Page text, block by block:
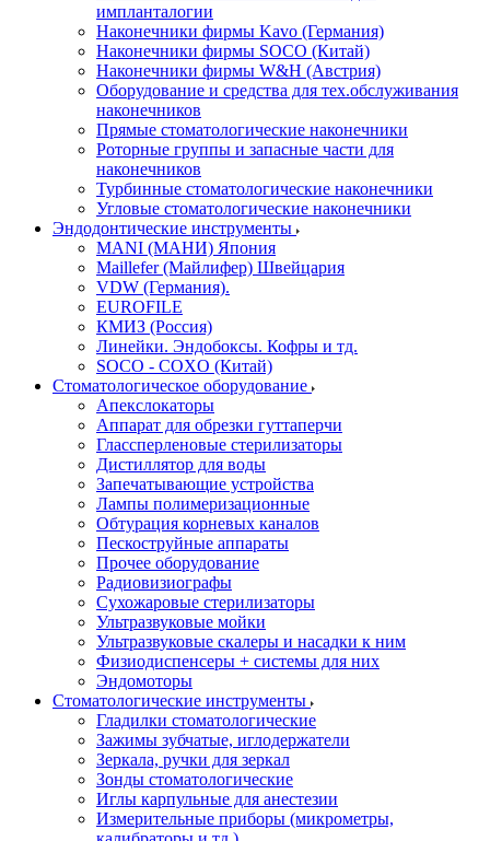
импланталогии
Наконечники фирмы Kavo (Германия)
Наконечники фирмы SOCO (Китай)
Наконечники фирмы W&H (Австрия)
Оборудование и средства для тех.обслуживания
наконечников
Прямые стоматологические наконечники
Роторные группы и запасные части для
наконечников
Турбинные стоматологические наконечники
Угловые стоматологические наконечники
Эндодонтические инструменты
MANI (МАНИ) Япония
Maillefer (Майлифер) Швейцария
VDW (Германия).
EUROFILE
КМИЗ (Россия)
Линейки. Эндобоксы. Кофры и тд.
SOCO - COXO (Китай)
Стоматологическое оборудование
Апекслокаторы
Аппарат для обрезки гуттаперчи
Глассперленовые стерилизаторы
Дистиллятор для воды
Запечатывающие устройства
Лампы полимеризационные
Обтурация корневых каналов
Пескоструйные аппараты
Прочее оборудование
Радиовизиографы
Сухожаровые стерилизаторы
Ультразвуковые мойки
Ультразвуковые скалеры и насадки к ним
Физиодиспенсеры + системы для них
Эндомоторы
Стоматологические инструменты
Гладилки стоматологические
Зажимы зубчатые, иглодержатели
Зеркала, ручки для зеркал
Зонды стоматологические
Иглы карпульные для анестезии
Измерительные приборы (микрометры,